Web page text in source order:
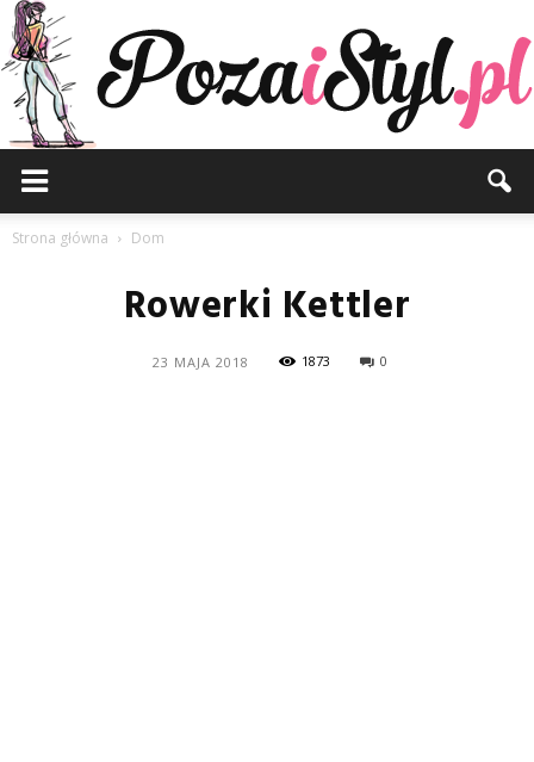
Strona główna Dom
Rowerki Kettler
23 MAJA 2018 1873 0